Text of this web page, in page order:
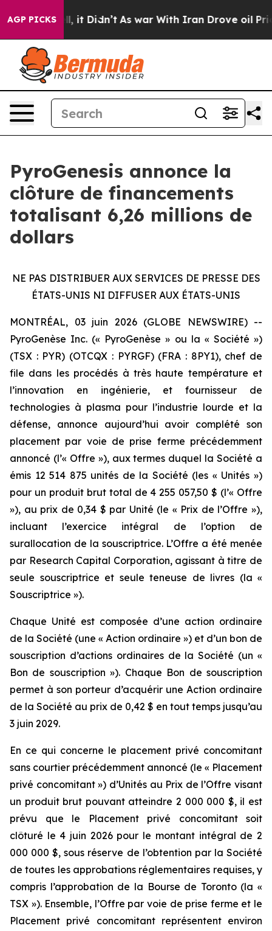
AGP PICKS
Well, it Didn’t As war With Iran Drove oil Prices
PyroGenesis annonce la
clôture de financements
totalisant 6,26 millions de
dollars
NE PAS DISTRIBUER AUX SERVICES DE PRESSE DES
ÉTATS-UNIS NI DIFFUSER AUX ÉTATS-UNIS
MONTRÉAL, 03 juin 2026 (GLOBE NEWSWIRE) --
PyroGenèse Inc. (« PyroGenèse » ou la « Société »)
(TSX : PYR) (OTCQX : PYRGF) (FRA : 8PY1), chef de
file dans les procédés à très haute température et
l’innovation en ingénierie, et fournisseur de
technologies à plasma pour l’industrie lourde et la
défense, annonce aujourd’hui avoir complété son
placement par voie de prise ferme précédemment
annoncé (l’« Offre »), aux termes duquel la Société a
émis 12 514 875 unités de la Société (les « Unités »)
pour un produit brut total de 4 255 057,50 $ (l’« Offre
»), au prix de 0,34 $ par Unité (le « Prix de l’Offre »),
incluant l’exercice intégral de l’option de
surallocation de la souscriptrice. L’Offre a été menée
par Research Capital Corporation, agissant à titre de
seule souscriptrice et seule teneuse de livres (la «
Souscriptrice »).
Chaque Unité est composée d’une action ordinaire
de la Société (une « Action ordinaire ») et d’un bon de
souscription d’actions ordinaires de la Société (un «
Bon de souscription »). Chaque Bon de souscription
permet à son porteur d’acquérir une Action ordinaire
de la Société au prix de 0,42 $ en tout temps jusqu’au
3 juin 2029.
En ce qui concerne le placement privé concomitant
sans courtier précédemment annoncé (le « Placement
privé concomitant ») d’Unités au Prix de l’Offre visant
un produit brut pouvant atteindre 2 000 000 $, il est
prévu que le Placement privé concomitant soit
clôturé le 4 juin 2026 pour le montant intégral de 2
000 000 $, sous réserve de l’obtention par la Société
de toutes les approbations réglementaires requises, y
compris l’approbation de la Bourse de Toronto (la «
TSX »). Ensemble, l’Offre par voie de prise ferme et le
Placement privé concomitant représentent environ